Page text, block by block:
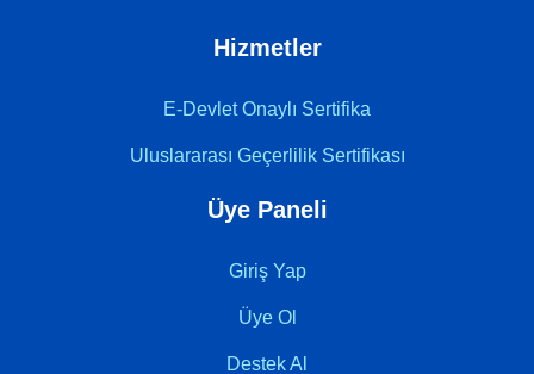
Hizmetler
E-Devlet Onaylı Sertifika
Uluslararası Geçerlilik Sertifikası
Üye Paneli
Giriş Yap
Üye Ol
Destek Al